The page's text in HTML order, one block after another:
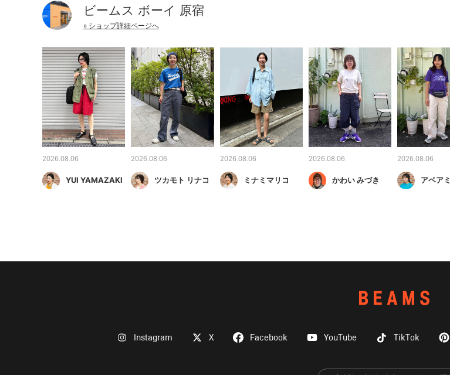
ビームス ボーイ 原宿
» ショップ詳細ページへ
2026.08.06
YUI YAMAZAKI
2026.08.06
ツカモト リナコ
2026.08.06
ミナミマリコ
2026.08.06
かわい みづき
2026.08.06
アベアミ
Instagram X Facebook YouTube TikTok